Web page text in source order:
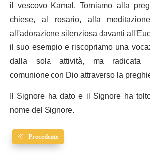
il vescovo Kamal. Torniamo alla
chiese, al rosario, alla
all'adorazione silenziosa davanti
il suo esempio e riscopriamo una
dalla sola attività, ma radicata
comunione con Dio attraverso la
Il Signore ha dato e il Signore ha
nome del Signore.
Precedente